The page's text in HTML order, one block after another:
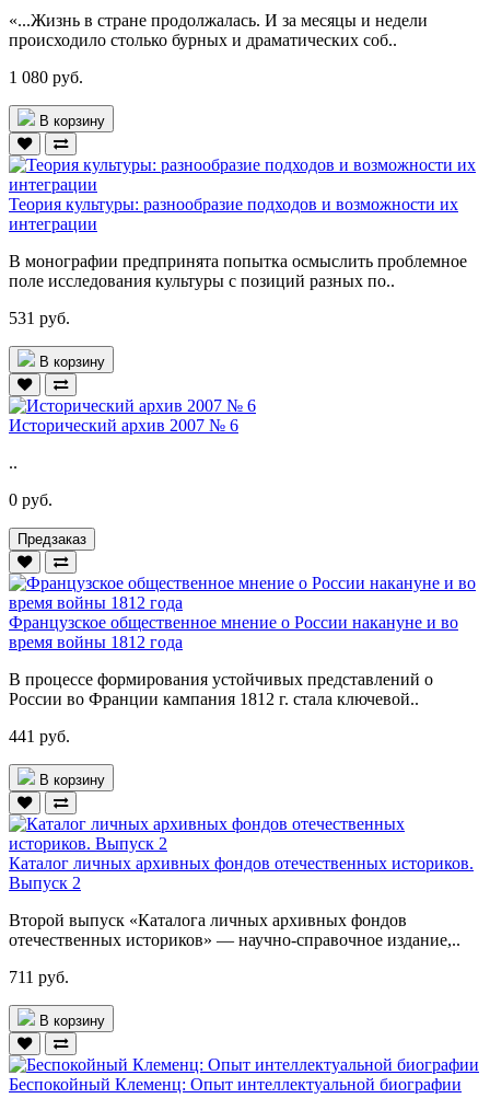
«...Жизнь в стране продолжалась. И за месяцы и недели
происходило столько бурных и драматических соб..
1 080 руб.
В корзину
Теория культуры: разнообразие подходов и возможности их
интеграции
В монографии предпринята попытка осмыслить проблемное
поле исследования культуры с позиций разных по..
531 руб.
В корзину
Исторический архив 2007 № 6
..
0 руб.
Предзаказ
Французское общественное мнение о России накануне и во
время войны 1812 года
В процессе формирования устойчивых представлений о
России во Франции кампания 1812 г. стала ключевой..
441 руб.
В корзину
Каталог личных архивных фондов отечественных историков.
Выпуск 2
Второй выпуск «Каталога личных архивных фондов
отечественных историков» — научно-справочное издание,..
711 руб.
В корзину
Беспокойный Клеменц: Опыт интеллектуальной биографии